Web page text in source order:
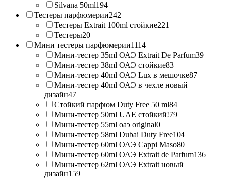
Silvana 50ml194
Тестеры парфюмерии242
Тестеры Extrait 100ml стойкие221
Тестеры20
Мини тестеры парфюмерии1114
Мини-тестер 35ml ОАЭ Extrait De Parfum39
Мини-тестер 38ml ОАЭ стойкие83
Мини-тестер 40ml ОАЭ Lux в мешочке87
Мини-тестер 40ml ОАЭ в чехле новый
дизайн47
Стойкий парфюм Duty Free 50 ml84
Мини-тестер 50ml UAE стойкий!79
Мини-тестер 55ml оаэ original0
Мини-тестер 58ml Dubai Duty Free104
Мини-тестер 60ml ОАЭ Cappi Maso80
Мини-тестер 60ml ОАЭ Extrait de Parfum136
Мини-тестер 62ml ОАЭ Extrait новый
дизайн159